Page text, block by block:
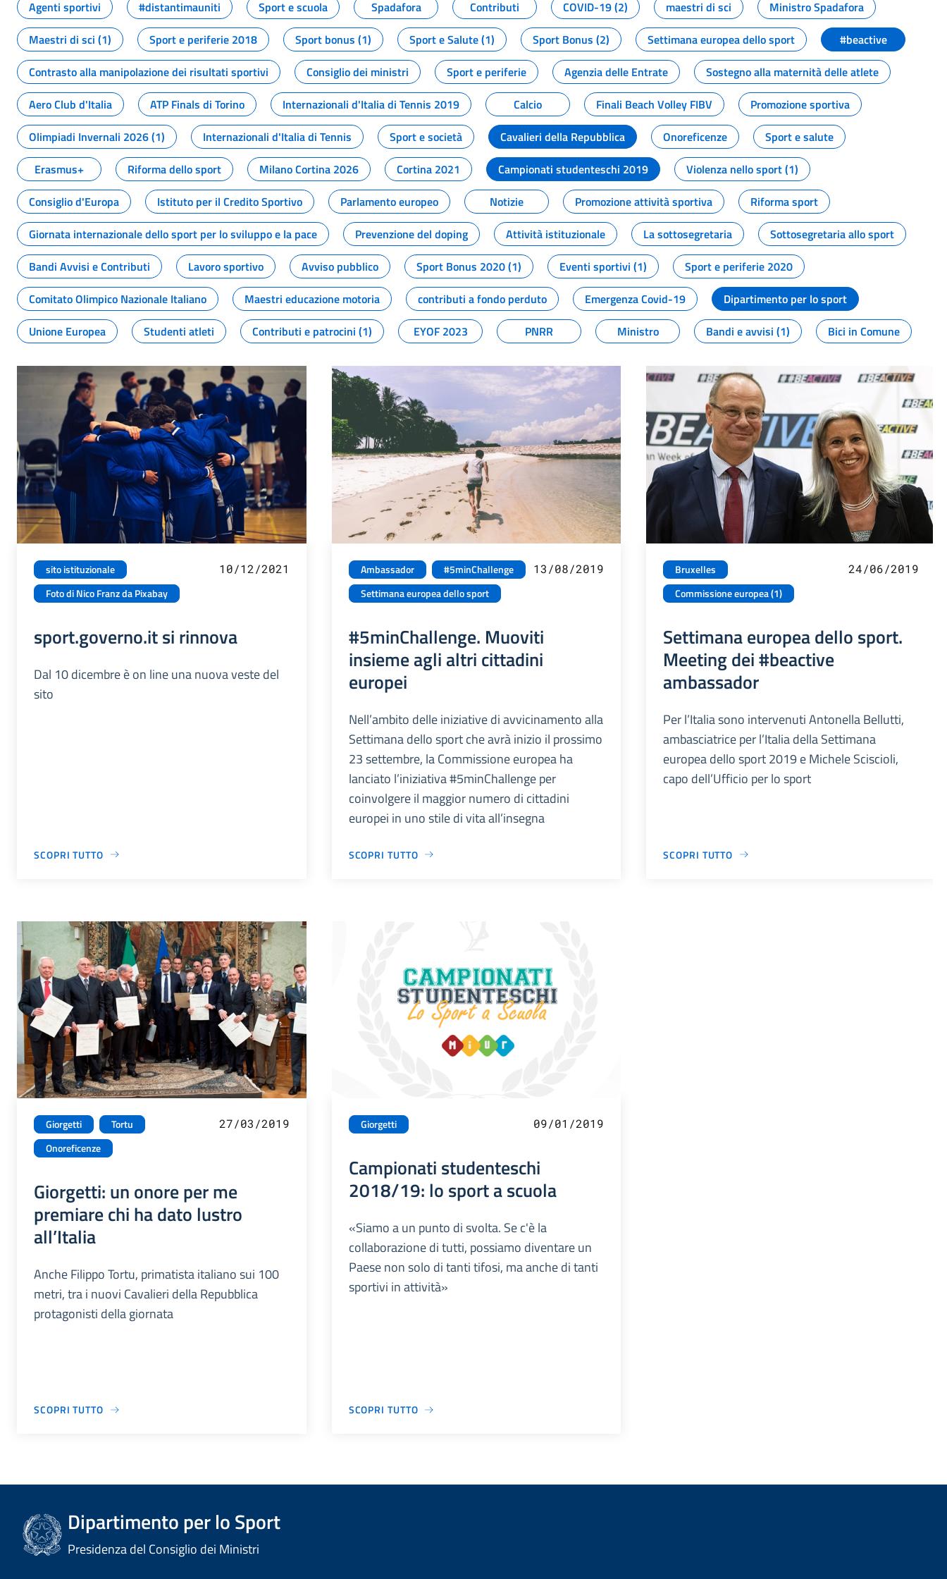
Agenti sportivi
#distantimauniti Sport e scuola Spadafora Contributi COVID-19 (2) maestri di sci
Ministro Spadafora
Maestri di sci (1)
Sport e periferie 2018 Sport bonus (1) Sport e Salute (1) Sport Bonus (2) Settimana europea dello sport
#beactive
Contrasto alla manipolazione dei risultati sportivi
Consiglio dei ministri Sport e periferie Agenzia delle Entrate
Sostegno alla maternità delle atlete
Aero Club d'Italia
ATP Finals di Torino Internazionali d'Italia di Tennis 2019 Calcio Finali Beach Volley FIBV
Promozione sportiva
Olimpiadi Invernali 2026 (1)
Internazionali d'Italia di Tennis Sport e società Cavalieri della Repubblica Onoreficenze
Sport e salute
Erasmus+
Riforma dello sport Milano Cortina 2026 Cortina 2021 Campionati studenteschi 2019
Violenza nello sport (1)
Consiglio d'Europa
Istituto per il Credito Sportivo Parlamento europeo Notizie Promozione attività sportiva
Riforma sport
Giornata internazionale dello sport per lo sviluppo e la pace
Prevenzione del doping Attività istituzionale La sottosegretaria
Sottosegretaria allo sport
Bandi Avvisi e Contributi
Lavoro sportivo Avviso pubblico Sport Bonus 2020 (1) Eventi sportivi (1)
Sport e periferie 2020
Comitato Olimpico Nazionale Italiano
Maestri educazione motoria contributi a fondo perduto Emergenza Covid-19
Dipartimento per lo sport
Unione Europea
Studenti atleti Contributi e patrocini (1) EYOF 2023 PNRR Ministro Bandi e avvisi (1) Bici in Comune
sito istituzionale
Foto di Nico Franz da Pixabay
10/12/2021
sport.governo.it si rinnova
Dal 10 dicembre è on line una nuova veste del
sito
SCOPRI TUTTO
Ambassador
#5minChallenge
Settimana europea dello sport
13/08/2019
#5minChallenge. Muoviti
insieme agli altri cittadini
europei
Nell’ambito delle iniziative di avvicinamento alla
Settimana dello sport che avrà inizio il prossimo
23 settembre, la Commissione europea ha
lanciato l’iniziativa #5minChallenge per
coinvolgere il maggior numero di cittadini
europei in uno stile di vita all’insegna
SCOPRI TUTTO
Bruxelles
Commissione europea (1)
24/06/2019
Settimana europea dello sport.
Meeting dei #beactive
ambassador
Per l’Italia sono intervenuti Antonella Bellutti,
ambasciatrice per l’Italia della Settimana
europea dello sport 2019 e Michele Sciscioli,
capo dell’Ufficio per lo sport
SCOPRI TUTTO
Giorgetti
Tortu
Onoreficenze
27/03/2019
Giorgetti: un onore per me
premiare chi ha dato lustro
all’Italia
Anche Filippo Tortu, primatista italiano sui 100
metri, tra i nuovi Cavalieri della Repubblica
protagonisti della giornata
SCOPRI TUTTO
Giorgetti 09/01/2019
Campionati studenteschi
2018/19: lo sport a scuola
«Siamo a un punto di svolta. Se c'è la
collaborazione di tutti, possiamo diventare un
Paese non solo di tanti tifosi, ma anche di tanti
sportivi in attività»
SCOPRI TUTTO
Dipartimento per lo Sport
Presidenza del Consiglio dei Ministri